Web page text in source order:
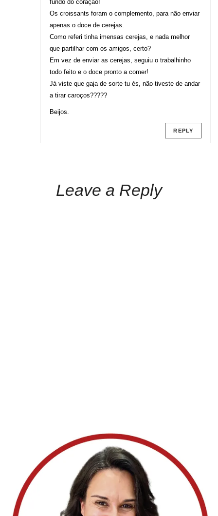
fundo do coração!
Os croissants foram o complemento, para não enviar
apenas o doce de cerejas.
Como referi tinha imensas cerejas, e nada melhor
que partilhar com os amigos, certo?
Em vez de enviar as cerejas, seguiu o trabalhinho
todo feito e o doce pronto a comer!
Já viste que gaja de sorte tu és, não tiveste de andar
a tirar caroços?????
Beijos.
REPLY
Leave a Reply